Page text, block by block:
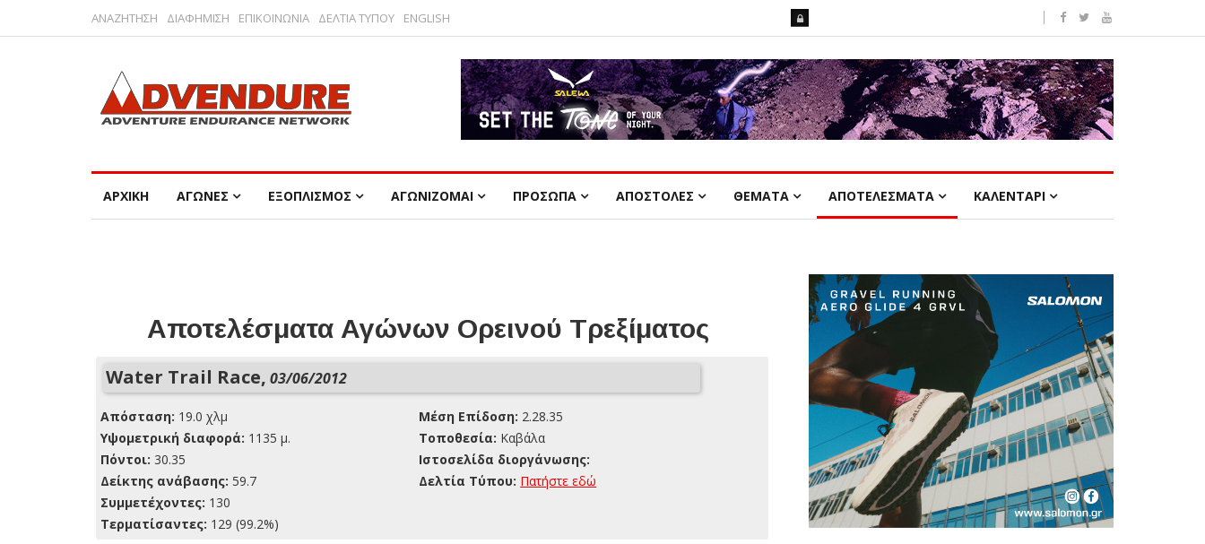
ΑΝΑΖΗΤΗΣΗ ΔΙΑΦΗΜΙΣΗ ΕΠΙΚΟΙΝΩΝΙΑ ΔΕΛΤΙΑ ΤΥΠΟΥ ENGLISH
ΑΡΧΙΚΗ ΑΓΩΝΕΣ ΕΞΟΠΛΙΣΜΟΣ ΑΓΩΝΙΖΟΜΑΙ ΠΡΟΣΩΠΑ ΑΠΟΣΤΟΛΕΣ ΘΕΜΑΤΑ ΑΠΟΤΕΛΕΣΜΑΤΑ ΚΑΛΕΝΤΑΡΙ
Αποτελέσματα Αγώνων Ορεινού Τρεξίματος
Water Trail Race, 03/06/2012
Απόσταση: 19.0 χλμ
Yψομετρική διαφορά: 1135 μ.
Πόντοι: 30.35
Δείκτης ανάβασης: 59.7
Συμμετέχοντες: 130
Τερματίσαντες: 129 (99.2%)
Μέση Επίδοση: 2.28.35
Τοποθεσία: Καβάλα
Ιστοσελίδα διοργάνωσης:
Δελτία Τύπου: Πατήστε εδώ